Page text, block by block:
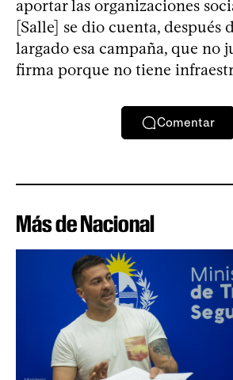
aportar las organizaciones
[Salle] se dio cuenta, después
largado esa campaña, que no
firma porque no tiene
Comentar
Más de Nacional